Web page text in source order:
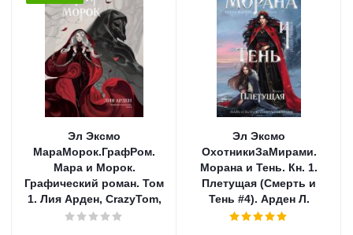
Эл Эксмо
МараМорок.ГрафРом.
Мара и Морок.
Графический роман. Том
1. Лия Арден, CrazyTom,
Эл Эксмо
ОхотникиЗаМирами.
Морана и Тень. Кн. 1.
Плетущая (Смерть и
Тень #4). Арден Л.